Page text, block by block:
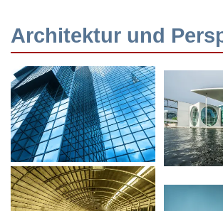
Architektur und